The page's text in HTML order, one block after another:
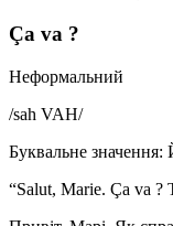
Ça va ?
Неформальний
/sah VAH/
Буквальне значення:
“Salut, Marie. Ça va ?